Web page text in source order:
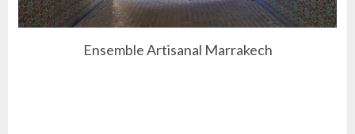
Ensemble Artisanal Marrakech